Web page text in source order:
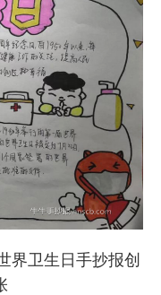
界卫生日手抄报创